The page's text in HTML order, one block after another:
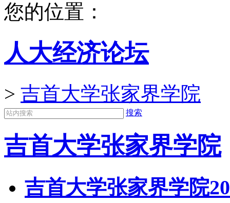
您的位置：
人大经济论坛
> 吉首大学张家界学院
搜索
吉首大学张家界学院
吉首大学张家界学院